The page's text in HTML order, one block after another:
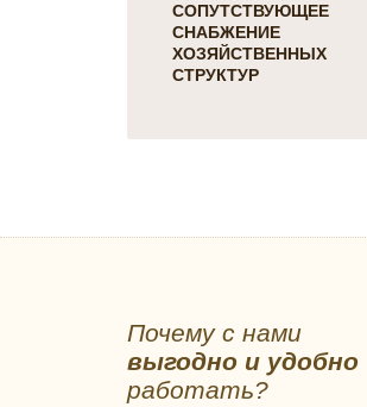
Женщинам
Коллегам
Мужчинам
День Победы
ПРОФЕССИОНАЛЬНЫЙ
ПРАЗДНИК
Военным и спецслужбам
СОПУТСТВУЮЩЕЕ
СНАБЖЕНИЕ
ХОЗЯЙСТВЕННЫХ
СТРУКТУР
Для детских садов, лагерей
Матрасы
Одеяла
Почему с нами
выгодно и удобно
работать?